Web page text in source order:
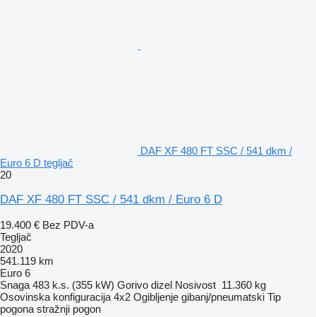
DAF XF 480 FT SSC / 541 dkm /
Euro 6 D tegljač
20
DAF XF 480 FT SSC / 541 dkm / Euro 6 D
19.400 € Bez PDV-a
Tegljač
2020
541.119 km
Euro 6
Snaga 483 k.s. (355 kW) Gorivo dizel Nosivost 11.360 kg
Osovinska konfiguracija 4x2 Ogibljenje gibanj/pneumatski Tip
pogona stražnji pogon